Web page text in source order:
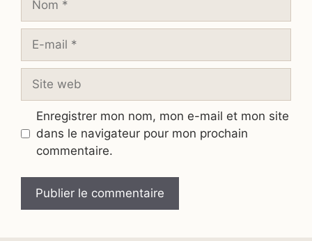
mail
web
Enregistrer mon nom, mon e-mail et mon site
dans le navigateur pour mon prochain
commentaire.